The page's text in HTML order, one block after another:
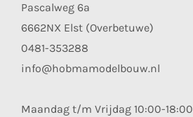
Pascalweg 6a
6662NX Elst (Overbetuwe)
0481-353288
info@hobmamodelbouw.nl
Maandag t/m Vrijdag 10:00-18:00